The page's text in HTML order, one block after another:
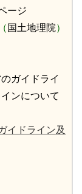
ージ
（ 国土地理院）
ガイドライ
ンについて
イドライン及